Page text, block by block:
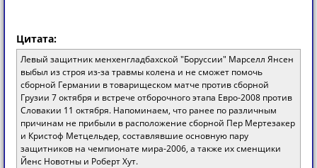
Цитата:
Левый защитник менхенгладбахской "Боруссии" Марселл Янсен
выбыл из строя из-за травмы колена и не сможет помочь
сборной Германии в товарищеском матче против сборной
Грузии 7 октября и встрече отборочного этапа Евро-2008 против
Словакии 11 октября. Напоминаем, что ранее по различным
причинам не прибыли в расположение сборной Пер Мертезакер
и Кристоф Метцельдер, составлявшие основную пару
защитников на чемпионате мира-2006, а также их сменщики
Йенс Новотны и Роберт Хут.